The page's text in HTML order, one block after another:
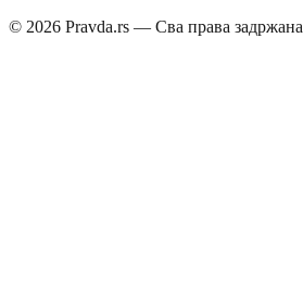
© 2026 Pravda.rs — Сва права задржана